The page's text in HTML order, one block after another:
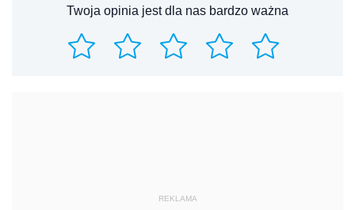
Twoja opinia jest dla nas bardzo ważna
REKLAMA